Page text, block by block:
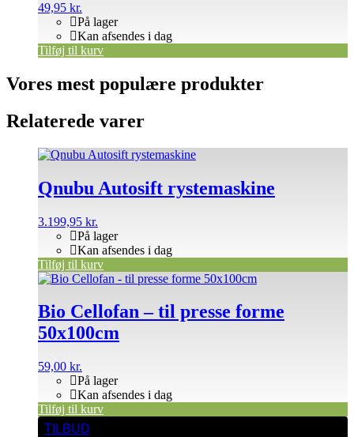
49,95 kr.
På lager
Kan afsendes i dag
Tilføj til kurv
Vores mest populære produkter
Relaterede varer
Qnubu Autosift rystemaskine
3.199,95 kr.
På lager
Kan afsendes i dag
Tilføj til kurv
Bio Cellofan – til presse forme
50x100cm
59,00 kr.
På lager
Kan afsendes i dag
Tilføj til kurv
TILBUD